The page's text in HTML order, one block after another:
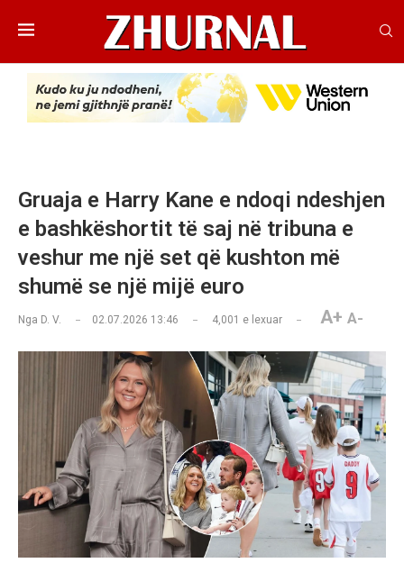
Gruaja e Harry Kane e ndoqi ndeshjen
e bashkëshortit të saj në tribuna e
veshur me një set që kushton më
shumë se një mijë euro
Nga D. V. 02.07.2026 13:46 4,001 e lexuar A+ A-